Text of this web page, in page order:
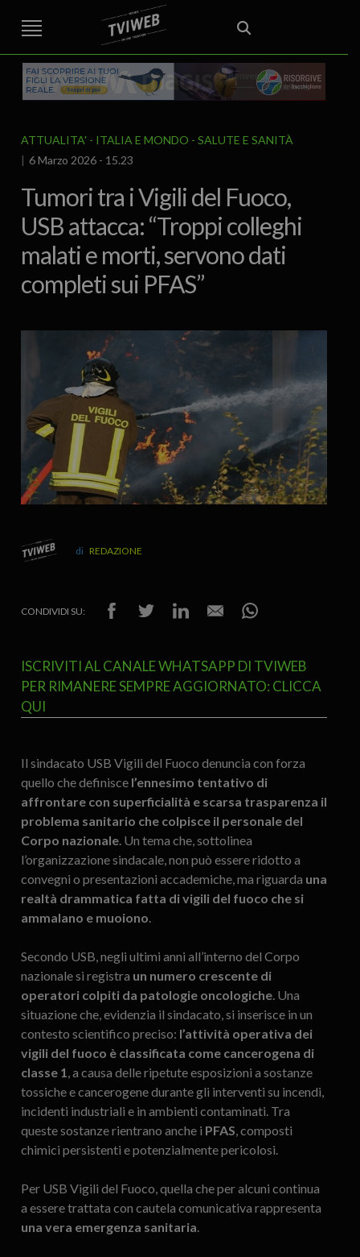
STREET TG CRONACA VENETO
VICENZA E PROVINCIA
AREA BERICA
ECONOMIA ATTUALITA’ POLITICA
EDITORIALE ITALIA E MONDO CURIOSITÀ – LIFESTYLE
CULTURA ARTE
SPORT
IL GRAFFIO FOOD & DRINK FUORIPORTA EROTICO VICENTINO
ATTUALITA' ITALIA E MONDO
SALUTE E SANITÀ
6 Marzo 2026 - 15.23
Tumori tra i Vigili del Fuoco,
USB attacca: “Troppi colleghi
malati e morti, servono dati
completi sui PFAS”
REDAZIONE
CONDIVIDI SU:
ISCRIVITI AL CANALE WHATSAPP DI TVIWEB
PER RIMANERE SEMPRE AGGIORNATO: CLICCA
QUI
Il sindacato USB Vigili del Fuoco denuncia con forza
quello che definisce l’ennesimo tentativo di
affrontare con superficialità e scarsa trasparenza il
problema sanitario che colpisce il personale del
Corpo nazionale. Un tema che, sottolinea
l’organizzazione sindacale, non può essere ridotto a
convegni o presentazioni accademiche, ma riguarda una
realtà drammatica fatta di vigili del fuoco che si
ammalano e muoiono.
Secondo USB, negli ultimi anni all’interno del Corpo
nazionale si registra un numero crescente di
operatori colpiti da patologie oncologiche. Una
situazione che, evidenzia il sindacato, si inserisce in un
contesto scientifico preciso: l’attività operativa dei
vigili del fuoco è classificata come cancerogena di
classe 1, a causa delle ripetute esposizioni a sostanze
tossiche e cancerogene durante gli interventi su incendi,
incidenti industriali e in ambienti contaminati. Tra
queste sostanze rientrano anche i PFAS, composti
chimici persistenti e potenzialmente pericolosi.
Per USB Vigili del Fuoco, quella che per alcuni continua
a essere trattata con cautela comunicativa rappresenta
una vera emergenza sanitaria.